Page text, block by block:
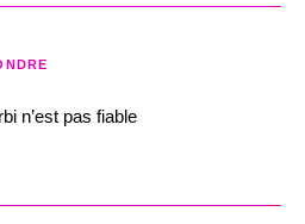
n’est pas fiable